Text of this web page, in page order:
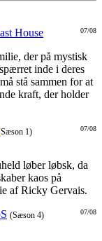
07/08
House
der på mystisk
inde i deres
stå sammen for at
kraft, der holder
07/08
1)
løber løbsk, da
kaos på
af Ricky Gervais.
07/08
(Sæson 4)